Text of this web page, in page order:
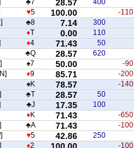
28.57
-110
100.00
♥5
300
7.14
♣8
110
0.00
♦T
50
71.43
♦4
620
28.57
♣Q
-90
50.00
♠7
-200
85.71
♦9
-140
78.57
♠K
50
28.57
♣T
100
17.35
♣J
-650
71.43
♦K
-100
71.43
♣A
250
42.86
♥5
-100
100.00
♦2